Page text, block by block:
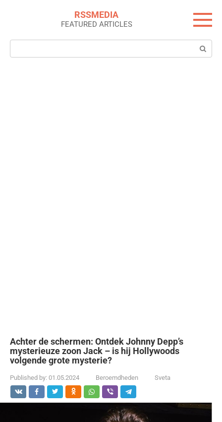
RSSMEDIA
FEATURED ARTICLES
Search:
Achter de schermen: Ontdek Johnny Depp’s
mysterieuze zoon Jack – is hij Hollywoods
volgende grote mysterie?
Published by: 01.05.2024 Beroemdheden Sveta